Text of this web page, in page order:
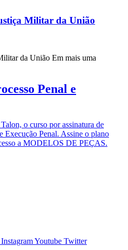
Militar da União
da União Em mais uma
Penal e
o curso por assinatura de
Execução Penal. Assine o plano
a MODELOS DE PEÇAS.
InstagramYoutube Twitter